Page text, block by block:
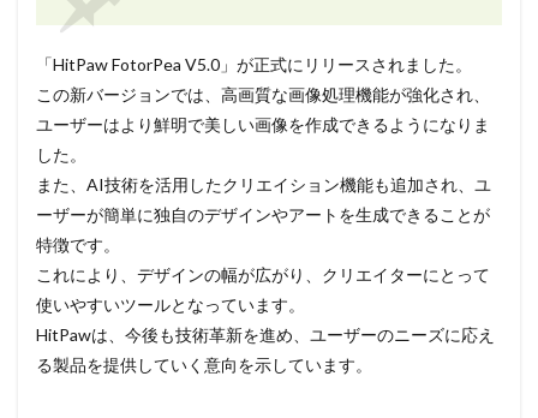
「HitPaw FotorPea V5.0」が正式にリリースされました。
この新バージョンでは、高画質な画像処理機能が強化され、
ユーザーはより鮮明で美しい画像を作成できるようになりま
した。
また、AI技術を活用したクリエイション機能も追加され、ユ
ーザーが簡単に独自のデザインやアートを生成できることが
特徴です。
これにより、デザインの幅が広がり、クリエイターにとって
使いやすいツールとなっています。
HitPawは、今後も技術革新を進め、ユーザーのニーズに応え
る製品を提供していく意向を示しています。